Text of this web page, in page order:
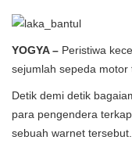
YOGYA – Peristiwa
sejumlah sepeda motor
Detik demi detik
para pengendera
sebuah warnet tersebut.